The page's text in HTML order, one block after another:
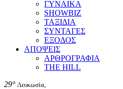
ΓΥΝΑΙΚΑ
SHOWBIZ
ΤΑΞΙΔΙΑ
ΣΥΝΤΑΓΕΣ
ΕΞΟΔΟΣ
ΑΠΟΨΕΙΣ
ΑΡΘΡΟΓΡΑΦΙΑ
THE HILL
29° Λευκωσία,